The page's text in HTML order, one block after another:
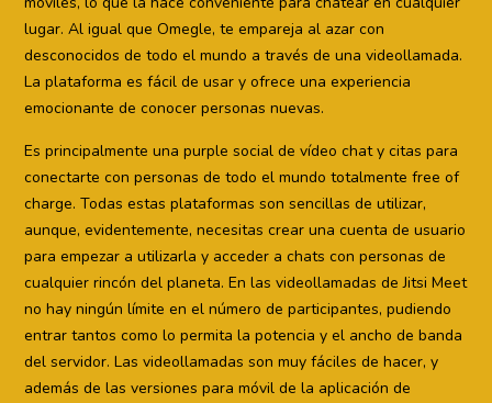
lugar. Al igual que Omegle, te empareja al azar con
desconocidos de todo el mundo a través de una videollamada.
La plataforma es fácil de usar y ofrece una experiencia
emocionante de conocer personas nuevas.
Es principalmente una purple social de vídeo chat y citas para
conectarte con personas de todo el mundo totalmente free of
charge. Todas estas plataformas son sencillas de utilizar,
aunque, evidentemente, necesitas crear una cuenta de usuario
para empezar a utilizarla y acceder a chats con personas de
cualquier rincón del planeta. En las videollamadas de Jitsi Meet
no hay ningún límite en el número de participantes, pudiendo
entrar tantos como lo permita la potencia y el ancho de banda
del servidor. Las videollamadas son muy fáciles de hacer, y
además de las versiones para móvil de la aplicación de